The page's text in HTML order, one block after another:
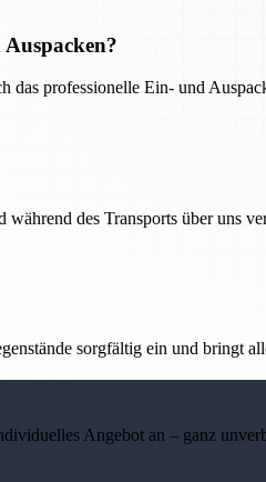
das professionelle Ein- und
des Transports über uns
sorgfältig ein und bringt
Angebot an – ganz